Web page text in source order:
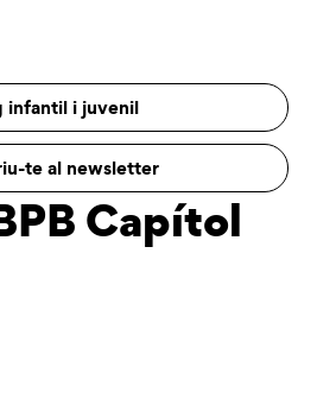
infantil i juvenil
te al newsletter
Capítol